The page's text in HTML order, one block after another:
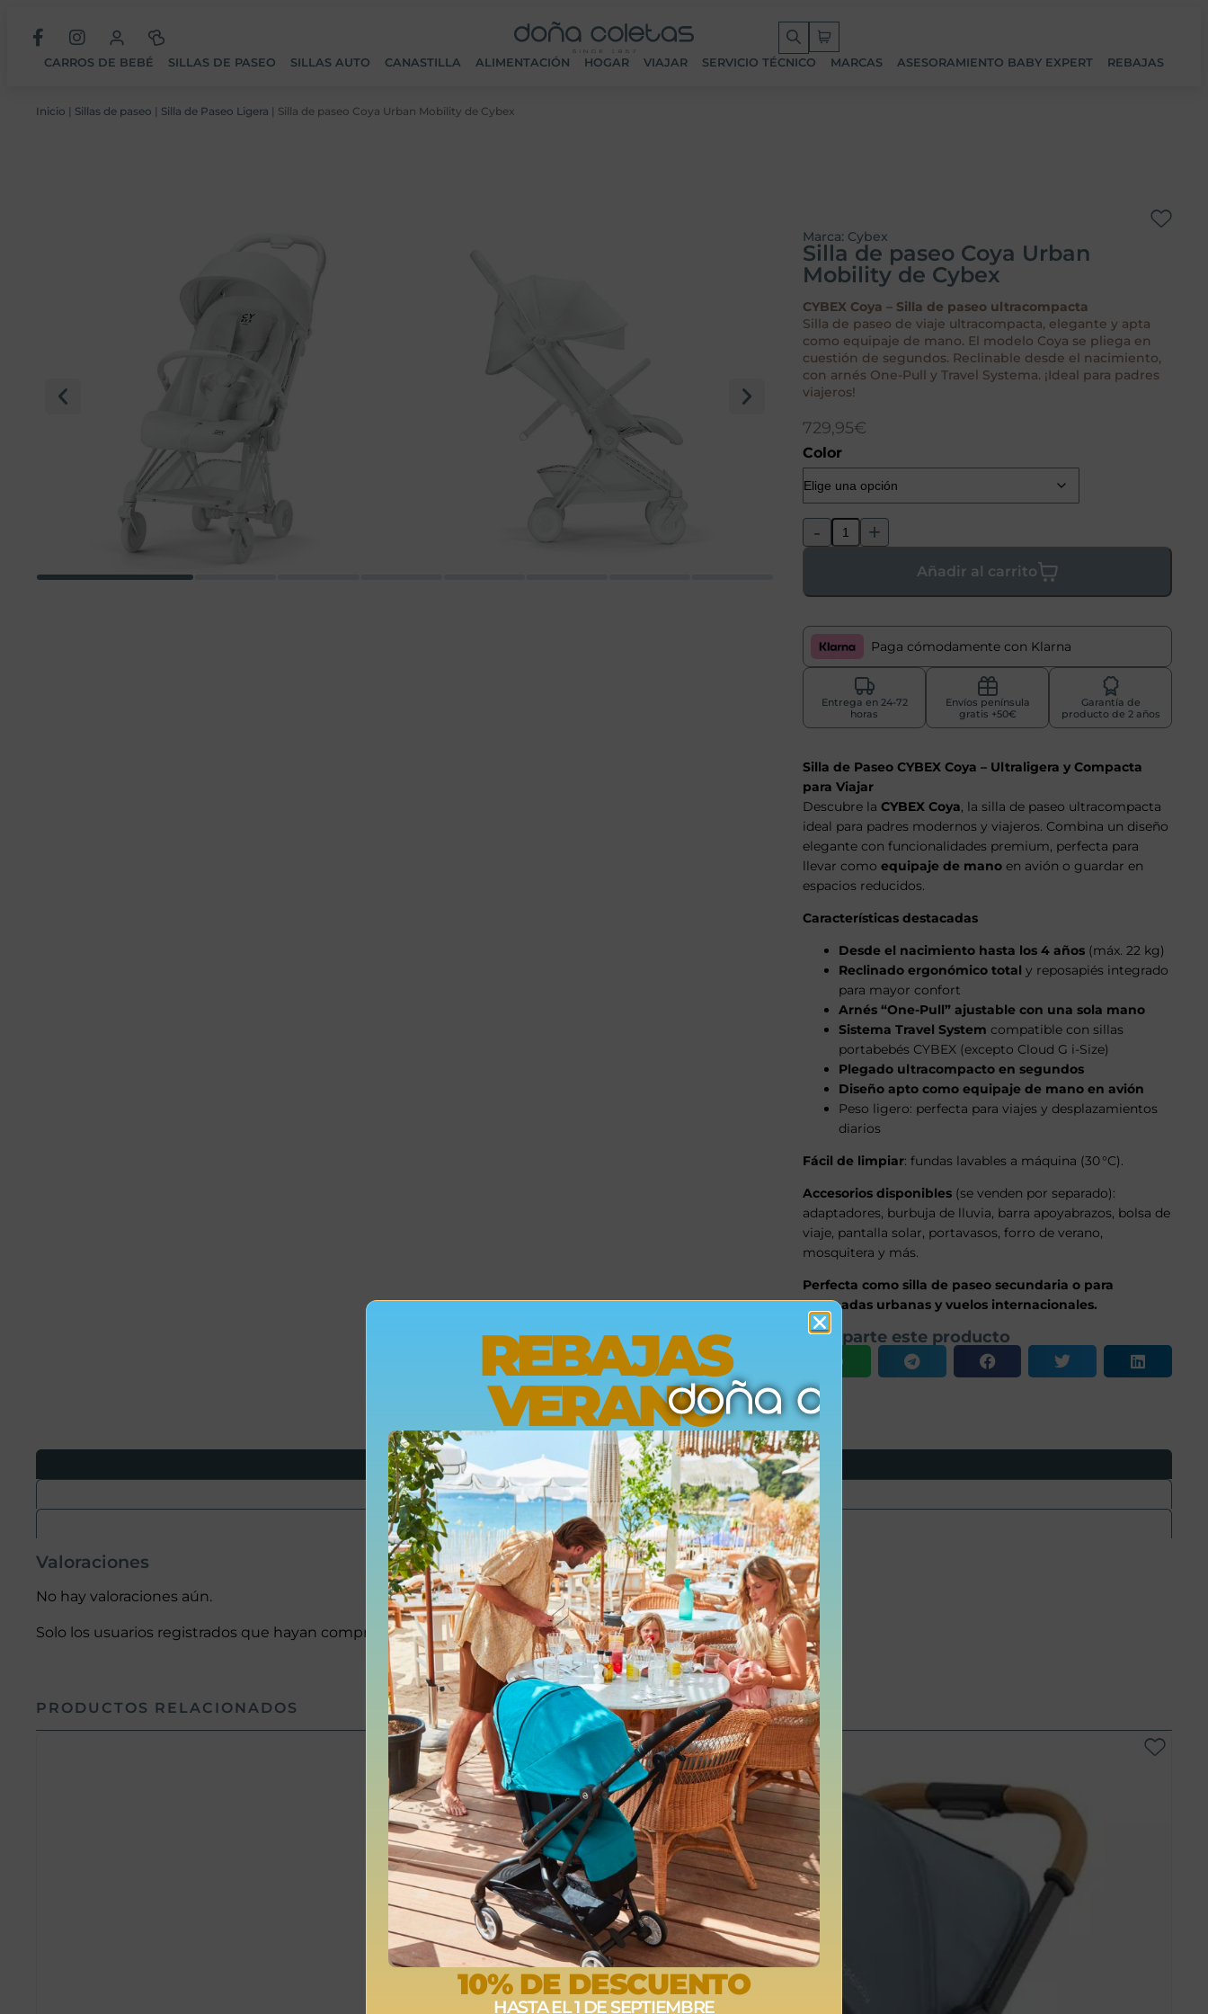
CARROS DE BEBÉ SILLAS DE PASEO SILLAS AUTO CANASTILLA ALIMENTACIÓN HOGAR VIAJAR SERVICIO TÉCNICO MARCAS ASESORAMIENTO BABY EXPERT REBAJAS
Inicio | Sillas de paseo | Silla de Paseo Ligera | Silla de paseo Coya Urban Mobility de Cybex
Marca: Cybex
Silla de paseo Coya Urban
Mobility de Cybex
CYBEX Coya – Silla de paseo ultracompacta
Silla de paseo de viaje ultracompacta, elegante y apta
como equipaje de mano. El modelo Coya se pliega en
cuestión de segundos. Reclinable desde el nacimiento,
con arnés One-Pull y Travel Systema. ¡Ideal para padres
viajeros!
729,95€
Color
- +
Añadir al carrito
Paga cómodamente con Klarna
Entrega en 24-72
horas
Envíos península
gratis +50€
Garantía de
producto de 2 años
Silla de Paseo CYBEX Coya – Ultraligera y Compacta
para Viajar
Descubre laCYBEX Coya, la silla de paseo ultracompacta
ideal para padres modernos y viajeros. Combina un diseño
elegante con funcionalidades premium, perfecta para
llevar comoequipaje de mano en avión o guardar en
espacios reducidos.
Características destacadas
Desde el nacimiento hasta los 4 años (máx. 22 kg)
Reclinado ergonómico total y reposapiés integrado
para mayor confort
Arnés “One-Pull” ajustable con una sola mano
Sistema Travel System compatible con sillas
portabebés CYBEX (excepto Cloud G i-Size)
Plegado ultracompacto en segundos
Diseño apto como equipaje de mano en avión
Peso ligero: perfecta para viajes y desplazamientos
diarios
Fácil de limpiar: fundas lavables a máquina (30 °C).
Accesorios disponibles (se venden por separado):
adaptadores, burbuja de lluvia, barra apoyabrazos, bolsa de
viaje, pantalla solar, portavasos, forro de verano,
mosquitera y más.
Perfecta como silla de paseo secundaria o para
escapadas urbanas y vuelos internacionales.
Comparte este producto
Opiniones
Envíos
Devoluciones
Valoraciones
No hay valoraciones aún.
Solo los usuarios registrados que hayan comprado este producto pueden hacer una valoración.
PRODUCTOS RELACIONADOS
REBAJAS
VERANO
10% DE DESCUENTO
HASTA EL 1 DE SEPTIEMBRE